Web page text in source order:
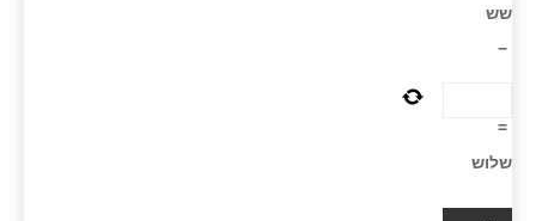
שש
−
=
שלוש